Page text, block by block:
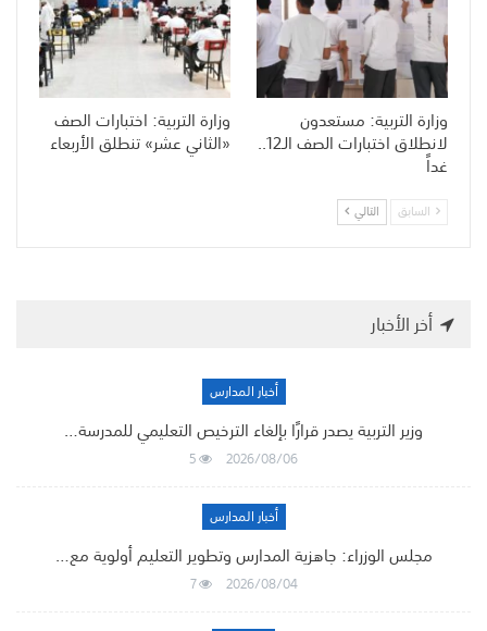
وزارة التربية: مستعدون
لانطلاق اختبارات الصف الـ12..
غداً
وزارة التربية: اختبارات الصف
«الثاني عشر» تنطلق الأربعاء
السابق التالي
أخر الأخبار
أخبار المدارس
وزير التربية يصدر قرارًا بإلغاء الترخيص التعليمي للمدرسة…
2026/08/06
5
أخبار المدارس
مجلس الوزراء: جاهزية المدارس وتطوير التعليم أولوية مع…
2026/08/04
7